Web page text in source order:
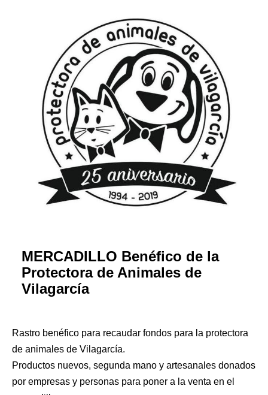
MERCADILLO Benéfico de la
Protectora de Animales de
Vilagarcía
Rastro benéfico para recaudar fondos para la protectora
de animales de Vilagarcía.
Productos nuevos, segunda mano y artesanales donados
por empresas y personas para poner a la venta en el